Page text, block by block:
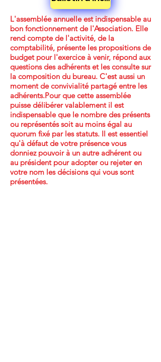
L'assemblée annuelle est indispensable au
bon fonctionnement de l'Association. Elle
rend compte de l'activité, de la
comptabilité, présente les propositions de
budget pour l'exercice à venir, répond aux
questions des adhérents et les consulte sur
la composition du bureau. C'est aussi un
moment de convivialité partagé entre les
adhérents.Pour que cette assemblée
puisse délibérer valablement il est
indispensable que le nombre des présents
ou représentés soit au moins égal au
quorum fixé par les statuts. ​Il est essentiel
qu'à défaut de votre présence vous
donniez pouvoir à un autre adhérent ou
au président pour adopter ou rejeter en
votre nom les décisions qui vous sont
présentées.